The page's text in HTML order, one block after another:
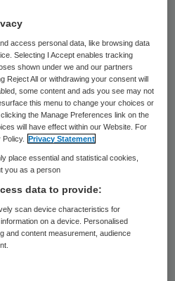
over de mogelijke
“In reactie op deze
Isala het belangrijk te
om destijds
te komen,
geldende
is.”
dat bekend was dat
access personal data, like browsing data
Selecting I Accept enables tracking
shown under we and our partners
Reject All or withdrawing your consent will
some content and ads you see may not
this menu to change your choices or
the Manage Preferences link on the
will have effect within our Website. For
Privacy Statement
place essential and statistical cookies,
you as a person
data to provide:
scan device characteristics for
on a device. Personalised
and content measurement, audience